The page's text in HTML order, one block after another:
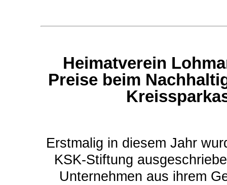
Heimatverein
Preise beim
Erstmalig in diesem Jahr
KSK-Stiftung
Unternehmen aus ihrem